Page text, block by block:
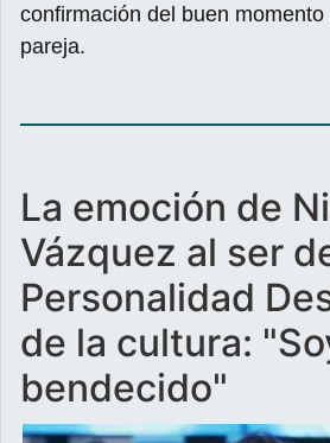
confirmación del buen
pareja.
La emoción de
Vázquez al ser
Personalidad
de la cultura:
bendecido"